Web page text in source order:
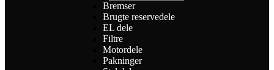
Bremser
Brugte reservedele
EL dele
Filtre
Motordele
Pakninger